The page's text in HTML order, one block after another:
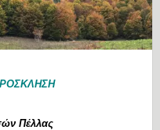
Πέλλας